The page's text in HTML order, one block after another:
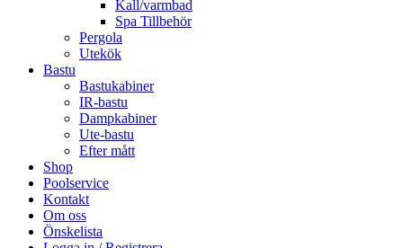
Kall/varmbad
Spa Tillbehör
Pergola
Utekök
Bastu
Bastukabiner
IR-bastu
Dampkabiner
Ute-bastu
Efter mått
Shop
Poolservice
Kontakt
Om oss
Önskelista